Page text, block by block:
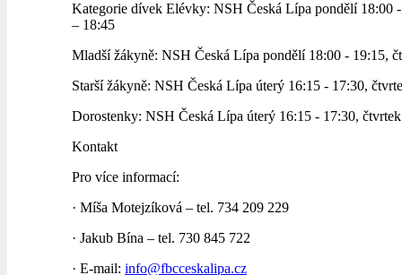
Kategorie dívek Elévky: NSH Česká Lípa pondělí 18:00
– 18:45
Mladší žákyně: NSH Česká Lípa pondělí 18:00 - 19:15,
Starší žákyně: NSH Česká Lípa úterý 16:15 - 17:30,
Dorostenky: NSH Česká Lípa úterý 16:15 - 17:30,
Kontakt
Pro více informací:
· Míša Motejzíková – tel. 734 209 229
· Jakub Bína – tel. 730 845 722
· E-mail: info@fbcceskalipa.cz